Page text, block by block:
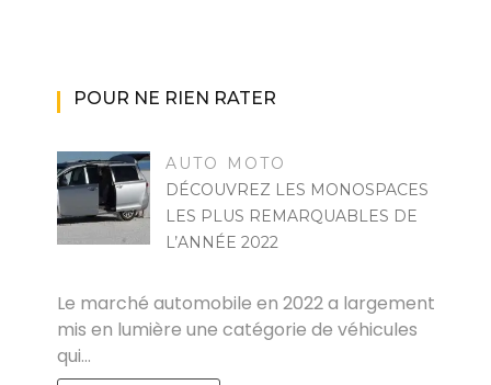
POUR NE RIEN RATER
AUTO MOTO
DÉCOUVREZ LES MONOSPACES
LES PLUS REMARQUABLES DE
L’ANNÉE 2022
Le marché automobile en 2022 a largement
mis en lumière une catégorie de véhicules
qui…